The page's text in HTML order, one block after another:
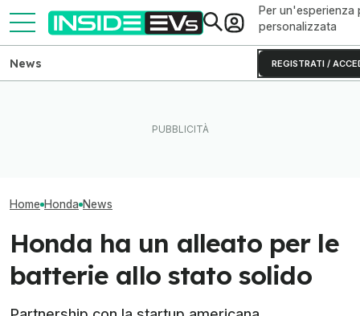
Per un'esperienza
personalizzata
REGISTRATI /
News
Home Honda News
Honda ha un alleato per le
batterie allo stato solido